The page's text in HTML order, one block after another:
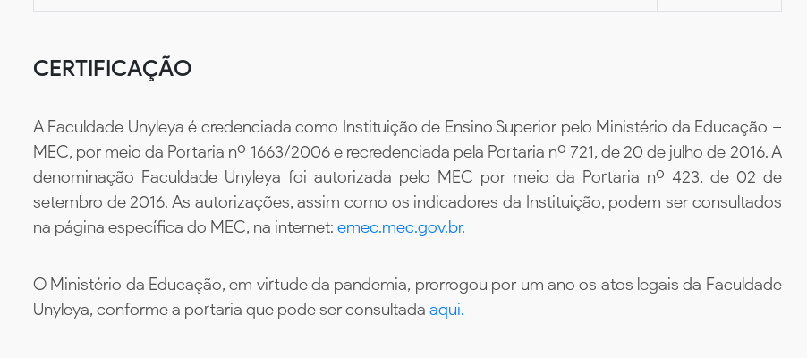
CERTIFICAÇÃO
A Faculdade Unyleya é credenciada como Instituição de Ensino Superior pelo Ministério da Educação –
MEC, por meio da Portaria nº 1663/2006 e recredenciada pela Portaria nº 721, de 20 de julho de 2016. A
denominação Faculdade Unyleya foi autorizada pelo MEC por meio da Portaria nº 423, de 02 de
setembro de 2016. As autorizações, assim como os indicadores da Instituição, podem ser consultados
na página específica do MEC, na internet: emec.mec.gov.br.
O Ministério da Educação, em virtude da pandemia, prorrogou por um ano os atos legais da Faculdade
Unyleya, conforme a portaria que pode ser consultada aqui.